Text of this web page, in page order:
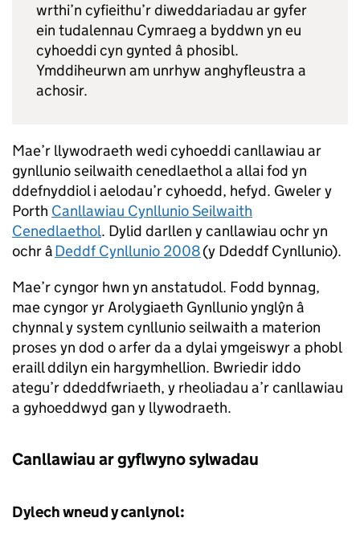
wrthi’n cyfieithu’r diweddariadau ar gyfer
ein tudalennau Cymraeg a byddwn yn eu
cyhoeddi cyn gynted â phosibl.
Ymddiheurwn am unrhyw anghyfleustra a
achosir.
Mae’r llywodraeth wedi cyhoeddi canllawiau ar
gynllunio seilwaith cenedlaethol a allai fod yn
ddefnyddiol i aelodau’r cyhoedd, hefyd. Gweler y
Porth Canllawiau Cynllunio Seilwaith
Cenedlaethol. Dylid darllen y canllawiau ochr yn
ochr âDeddf Cynllunio 2008(y Ddeddf Cynllunio).
Mae’r cyngor hwn yn anstatudol. Fodd bynnag,
mae cyngor yr Arolygiaeth Gynllunio ynglŷn â
chynnal y system cynllunio seilwaith a materion
proses yn dod o arfer da a dylai ymgeiswyr a phobl
eraill ddilyn ein hargymhellion. Bwriedir iddo
ategu’r ddeddfwriaeth, y rheoliadau a’r canllawiau
a gyhoeddwyd gan y llywodraeth.
Canllawiau ar gyflwyno sylwadau
Dylech wneud y canlynol: